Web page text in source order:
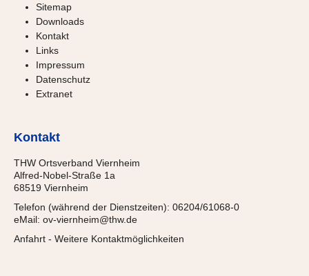
Sitemap
Downloads
Kontakt
Links
Impressum
Datenschutz
Extranet
Kontakt
THW Ortsverband Viernheim
Alfred-Nobel-Straße 1a
68519 Viernheim
Telefon (während der Dienstzeiten): 06204/61068-0
eMail: ov-viernheim@thw.de
Anfahrt - Weitere Kontaktmöglichkeiten